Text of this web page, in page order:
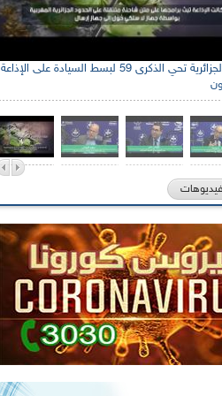
الإذاعة الجزائرية تحي الذكرى 59 لبسط السيادة على الإذاعة